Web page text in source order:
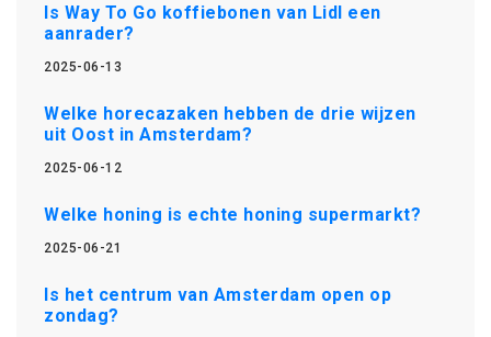
Is Way To Go koffiebonen van Lidl een
aanrader?
2025-06-13
Welke horecazaken hebben de drie wijzen
uit Oost in Amsterdam?
2025-06-12
Welke honing is echte honing supermarkt?
2025-06-21
Is het centrum van Amsterdam open op
zondag?